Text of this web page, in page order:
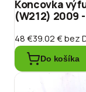
Koncovka
(W212) 2009
48 €39.02 €bez
Do košíka